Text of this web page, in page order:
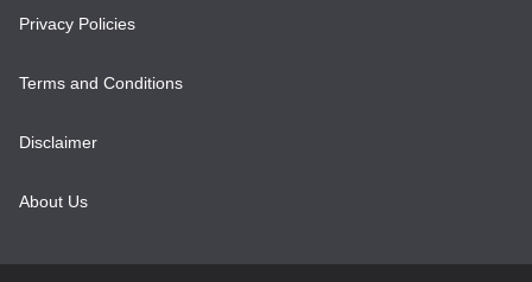
Privacy Policies
Terms and Conditions
Disclaimer
About Us